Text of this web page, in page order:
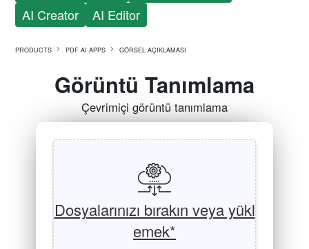
AI Creator
AI Editor
PRODUCTS PDF AI APPS GÖRSEL AÇIKLAMASI
Görüntü Tanımlama
Çevrimiçi görüntü tanımlama
Dosyalarınızı bırakın veya yükl
emek*